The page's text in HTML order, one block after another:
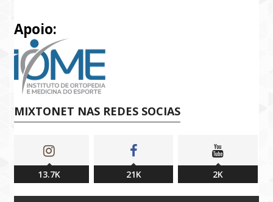
Apoio:
MIXTONET NAS REDES SOCIAS
13.7K 21K 2K